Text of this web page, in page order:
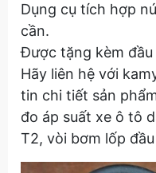
Dụng cụ tích hợp
cần.
Được tặng kèm
Hãy liên hệ với
tin chi tiết sản
đo áp suất xe ô tô
T2, vòi bơm lốp